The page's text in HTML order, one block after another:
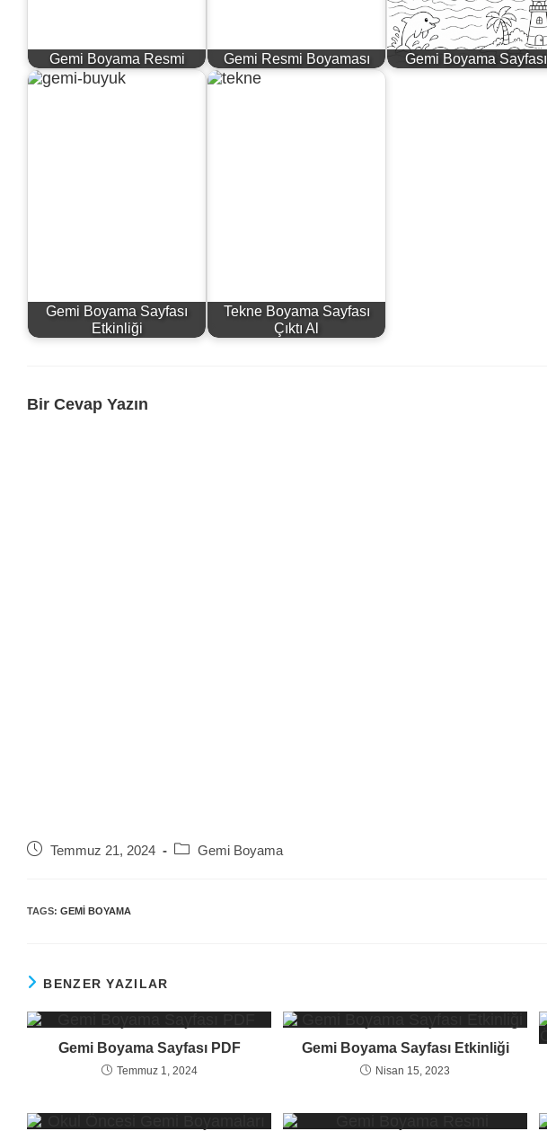
Gemi Boyama Resmi Gemi Resmi Boyaması Gemi Boyama Sayfası
Gemi Boyama Sayfası
Etkinliği
Tekne Boyama Sayfası
Çıktı Al
Bir Cevap Yazın
PostTemmuz 21, 2024
PostGemi Boyama
TAGS: GEMI BOYAMA
BENZER YAZILAR
Gemi Boyama Sayfası PDF
Temmuz 1, 2024
Gemi Boyama Sayfası Etkinliği
Nisan 15, 2023